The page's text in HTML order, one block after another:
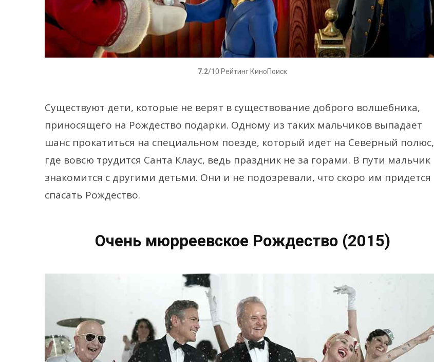
7.2/10 Рейтинг КиноПоиск
Существуют дети, которые не верят в существование доброго волшебника,
приносящего на Рождество подарки. Одному из таких мальчиков выпадает
шанс прокатиться на специальном поезде, который идет на Северный полюс,
где вовсю трудится Санта Клаус, ведь праздник не за горами. В пути мальчик
знакомится с другими детьми. Они и не подозревали, что скоро им придется
спасать Рождество.
Очень мюрреевское Рождество (2015)